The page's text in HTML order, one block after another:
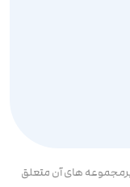
های آن متعلق